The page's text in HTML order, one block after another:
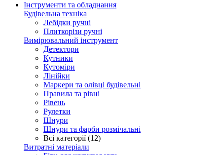
Інструменти та обладнання
Будівельна техніка
Лебідки ручні
Плиткорізи ручні
Вимірювальний інструмент
Детектори
Кутники
Кутоміри
Лінійки
Маркери та олівці будівельні
Правила та рівні
Рівень
Рулетки
Шнури
Шнури та фарби розмічальні
Всі категорії (12)
Витратні матеріали